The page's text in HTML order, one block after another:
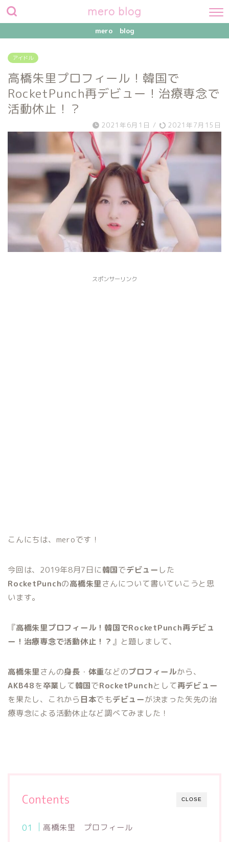
mero blog
mero blog
アイドル
高橋朱里プロフィール！韓国で
RocketPunch再デビュー！治療専念で
活動休止！？
2021年6月1日 / 2021年7月15日
スポンサーリンク
こんにちは、meroです！
今回は、2019年8月7日に韓国でデビュー した
RocketPunchの高橋朱里さんについて書いていこうと思
います。
『高橋朱里プロフィール！韓国でRocketPunch再デビュ
ー！治療専念で活動休止！？ 』と題しまして、
高橋朱里さんの身長 ・ 体重などのプロフィールから、
AKB48を卒業して韓国でRocketPunchとして再デビュー
を果たし、これから 日本でもデビューが決まった矢先の治
療専念による活動休止など調べてみました！
CLOSE
Contents
高橋朱里 プロフィール